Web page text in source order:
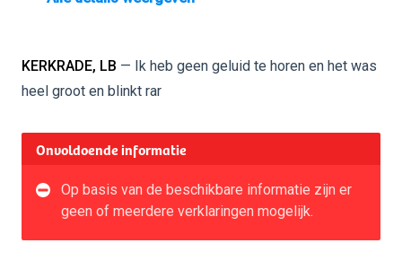
KERKRADE, LB — Ik heb geen geluid te horen en het was
heel groot en blinkt rar
Onvoldoende informatie
Op basis van de beschikbare informatie zijn er
geen of meerdere verklaringen mogelijk.